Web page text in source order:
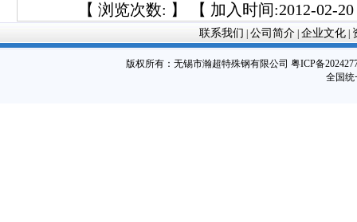
【 浏览次数: 】 【 加入时间:2012-02-
联系我们 公司简介| 企业文化|
版权所有： 无锡市瀚超特殊钢有限公司 粤ICP备
全国